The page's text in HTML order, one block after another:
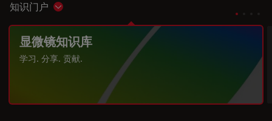
知识门户 Show subnavigation
显微镜知识库
学习. 分享. 贡献.